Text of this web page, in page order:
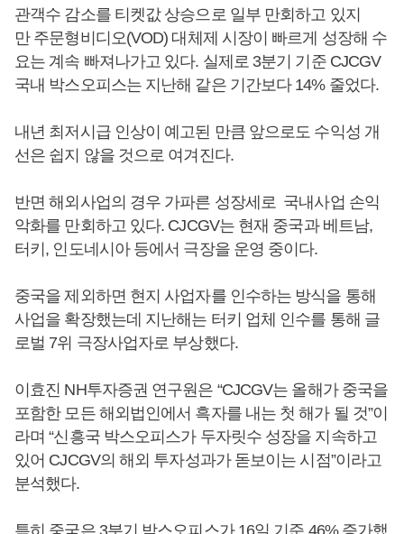
관객수 감소를 티켓값 상승으로 일부 만회하고 있지
만 주문형비디오(VOD) 대체제 시장이 빠르게 성장해 수
요는 계속 빠져나가고 있다. 실제로 3분기 기준 CJCGV
국내 박스오피스는 지난해 같은 기간보다 14% 줄었다.
내년 최저시급 인상이 예고된 만큼 앞으로도 수익성 개
선은 쉽지 않을 것으로 여겨진다.
반면 해외사업의 경우 가파른 성장세로 국내사업 손익
악화를 만회하고 있다. CJCGV는 현재 중국과 베트남,
터키, 인도네시아 등에서 극장을 운영 중이다.
중국을 제외하면 현지 사업자를 인수하는 방식을 통해
사업을 확장했는데 지난해는 터키 업체 인수를 통해 글
로벌 7위 극장사업자로 부상했다.
이효진 NH투자증권 연구원은 “CJCGV는 올해가 중국을
포함한 모든 해외법인에서 흑자를 내는 첫 해가 될 것”이
라며 “신흥국 박스오피스가 두자릿수 성장을 지속하고
있어 CJCGV의 해외 투자성과가 돋보이는 시점”이라고
분석했다.